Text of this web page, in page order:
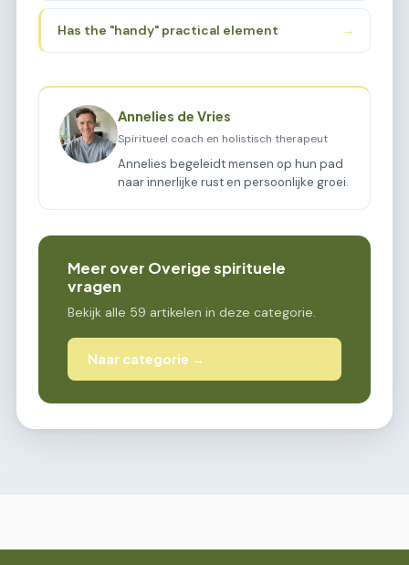
Has the "handy" practical element →
Annelies de Vries
Spiritueel coach en holistisch therapeut
Annelies begeleidt mensen op hun pad
naar innerlijke rust en persoonlijke groei.
Meer over Overige spirituele
vragen
Bekijk alle 59 artikelen in deze categorie.
Naar categorie →